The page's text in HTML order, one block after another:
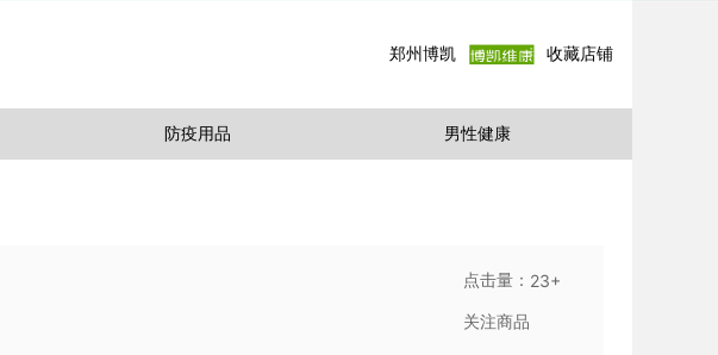
郑州博凯 收藏店铺
防疫用品 男性健康
点击量： 23+
关注商品